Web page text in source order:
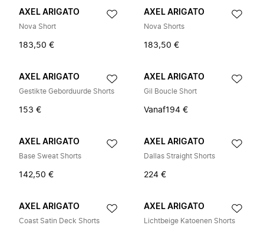
AXEL ARIGATO
Nova Short
183,50 €
AXEL ARIGATO
Nova Shorts
183,50 €
AXEL ARIGATO
Gestikte Geborduurde Shorts
153 €
AXEL ARIGATO
Gil Boucle Short
Vanaf194 €
AXEL ARIGATO
Base Sweat Shorts
142,50 €
AXEL ARIGATO
Dallas Straight Shorts
224 €
AXEL ARIGATO
Coast Satin Deck Shorts
AXEL ARIGATO
Lichtbeige Katoenen Shorts